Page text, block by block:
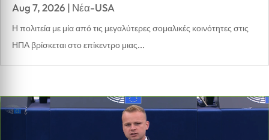
Aug 7, 2026 | Νέα-USA
Η πολιτεία με μία από τις μεγαλύτερες σομαλικές κοινότητες στις
ΗΠΑ βρίσκεται στο επίκεντρο μιας...